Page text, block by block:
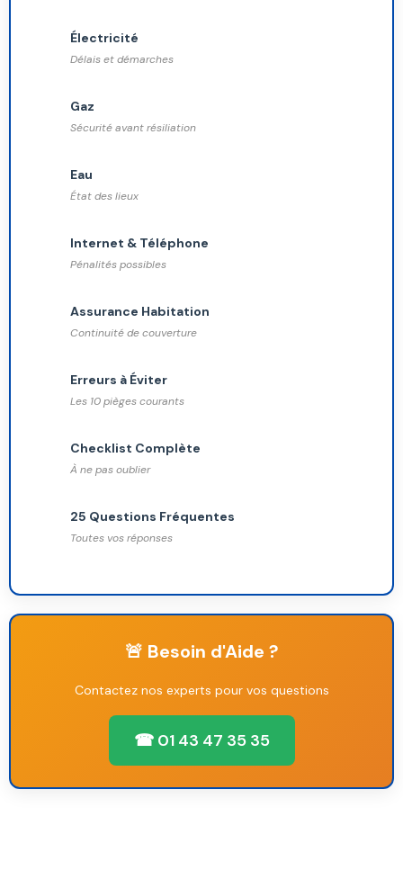
Électricité
Délais et démarches
Gaz
Sécurité avant résiliation
Eau
État des lieux
Internet & Téléphone
Pénalités possibles
Assurance Habitation
Continuité de couverture
Erreurs à Éviter
Les 10 pièges courants
Checklist Complète
À ne pas oublier
25 Questions Fréquentes
Toutes vos réponses
🚨 Besoin d'Aide ?
Contactez nos experts pour vos questions
☎ 01 43 47 35 35